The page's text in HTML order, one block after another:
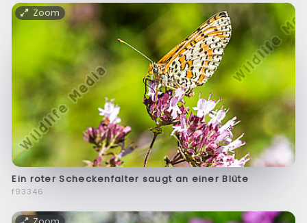
Zoom
Ein roter Scheckenfalter saugt an einer Blüte
f93346